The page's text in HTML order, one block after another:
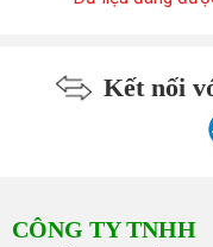
Kết nối
CÔNG TY TNHH